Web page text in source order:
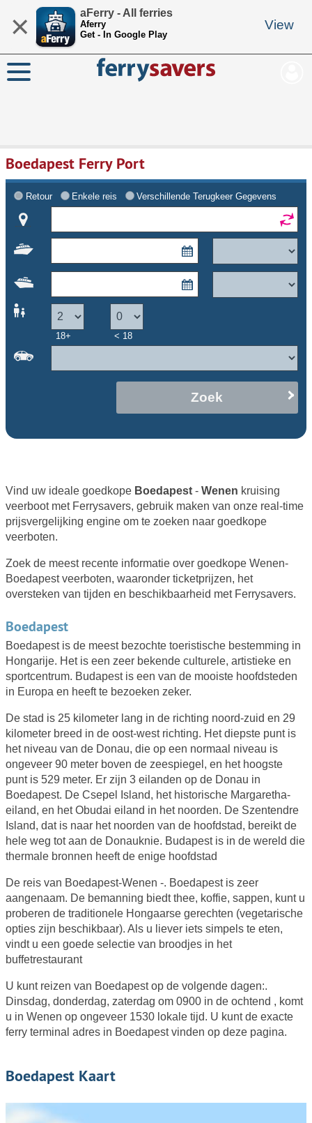
× aFerry - All ferries
Aferry
Get - In Google Play
View
Boedapest Ferry Port
Retour Enkele reis Verschillende Terugkeer Gegevens
18+ < 18
Zoek
Vind uw ideale goedkope Boedapest - Wenen kruising
veerboot met Ferrysavers, gebruik maken van onze real-time
prijsvergelijking engine om te zoeken naar goedkope
veerboten.
Zoek de meest recente informatie over goedkope Wenen-
Boedapest veerboten, waaronder ticketprijzen, het
oversteken van tijden en beschikbaarheid met Ferrysavers.
Boedapest
Boedapest is de meest bezochte toeristische bestemming in
Hongarije. Het is een zeer bekende culturele, artistieke en
sportcentrum. Budapest is een van de mooiste hoofdsteden
in Europa en heeft te bezoeken zeker.
De stad is 25 kilometer lang in de richting noord-zuid en 29
kilometer breed in de oost-west richting. Het diepste punt is
het niveau van de Donau, die op een normaal niveau is
ongeveer 90 meter boven de zeespiegel, en het hoogste
punt is 529 meter. Er zijn 3 eilanden op de Donau in
Boedapest. De Csepel Island, het historische Margaretha-
eiland, en het Obudai eiland in het noorden. De Szentendre
Island, dat is naar het noorden van de hoofdstad, bereikt de
hele weg tot aan de Donauknie. Budapest is in de wereld die
thermale bronnen heeft de enige hoofdstad
De reis van Boedapest-Wenen -. Boedapest is zeer
aangenaam. De bemanning biedt thee, koffie, sappen, kunt u
proberen de traditionele Hongaarse gerechten (vegetarische
opties zijn beschikbaar). Als u liever iets simpels te eten,
vindt u een goede selectie van broodjes in het
buffetrestaurant
U kunt reizen van Boedapest op de volgende dagen:.
Dinsdag, donderdag, zaterdag om 0900 in de ochtend , komt
u in Wenen op ongeveer 1530 lokale tijd. U kunt de exacte
ferry terminal adres in Boedapest vinden op deze pagina.
Boedapest Kaart